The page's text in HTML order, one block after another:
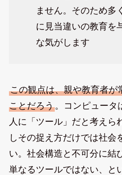
ません。そのため多
に見当違いの教育を
な気がします
この観点は、親や教育者が
ことだろう。コンピュータ
人に「ツール」だと考えら
しその捉え方だけでは社会
い。社会構造と不可分に結
単なるツールではない、と